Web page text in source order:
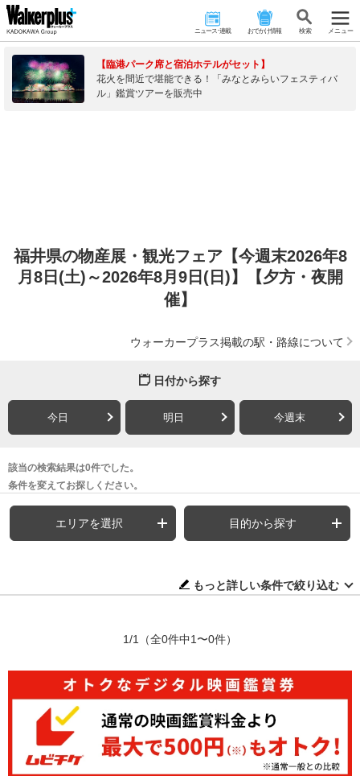
ニュース･連載 おでかけ情報 検 索 メニュー
【臨港パーク席と宿泊ホテルがセット】
花火を間近で堪能できる！「みなとみらいフェスティバ
ル」鑑賞ツアーを販売中
福井県の物産展・観光フェア【今週末2026年8
月8日(土)～2026年8月9日(日)】【夕方・夜開
催】
ウォーカープラス掲載の駅・路線について
日付から探す
今日 明日 今週末
該当の検索結果は0件でした。
条件を変えてお探しください。
エリアを選択 目的から探す
もっと詳しい条件で絞り込む
1/1 （全0件中1〜0件）